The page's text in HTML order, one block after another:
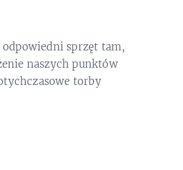
sprzęt tam,
naszych punktów
torby